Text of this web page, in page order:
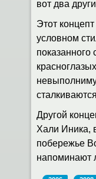
вот два
Этот
условном
показанного
Другой
Хали Иника,
побережье
напоминают